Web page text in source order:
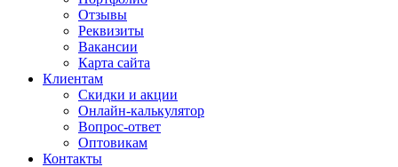
Отзывы
Реквизиты
Вакансии
Карта сайта
Клиентам
Скидки и акции
Онлайн-калькулятор
Вопрос-ответ
Оптовикам
Контакты